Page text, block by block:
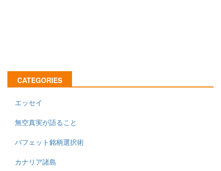
CATEGORIES
エッセイ
無空真実が語ること
バフェット銘柄選択術
カナリア諸島